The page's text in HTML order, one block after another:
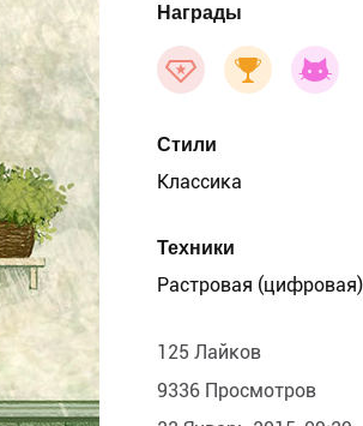
Награды
Стили
Классика
Техники
Растровая
125 Лайков
9336 Просмотров